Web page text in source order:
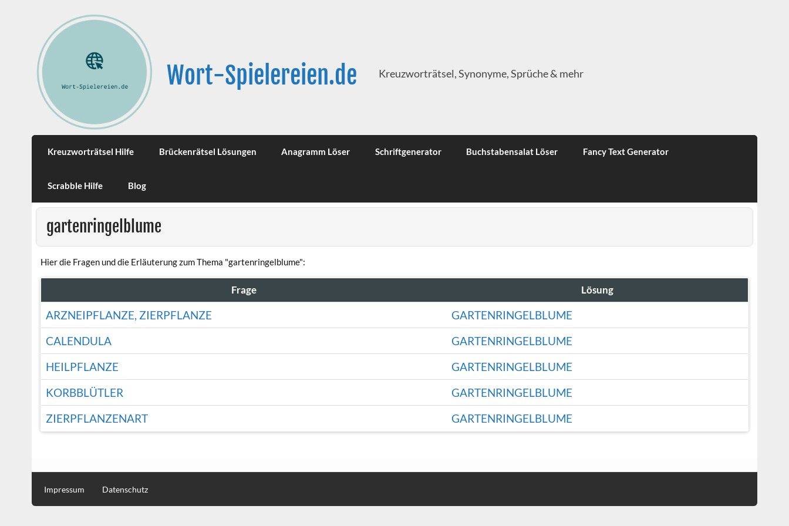
Wort-Spielereien.de Kreuzworträtsel, Synonyme, Sprüche & mehr
Kreuzworträtsel Hilfe Brückenrätsel Lösungen Anagramm Löser Schriftgenerator Buchstabensalat Löser Fancy Text Generator
Scrabble Hilfe Blog
gartenringelblume
Hier die Fragen und die Erläuterung zum Thema "gartenringelblume":
Frage Lösung
ARZNEIPFLANZE, ZIERPFLANZE
GARTENRINGELBLUME
CALENDULA
GARTENRINGELBLUME
HEILPFLANZE
GARTENRINGELBLUME
KORBBLÜTLER
GARTENRINGELBLUME
ZIERPFLANZENART
GARTENRINGELBLUME
Impressum Datenschutz